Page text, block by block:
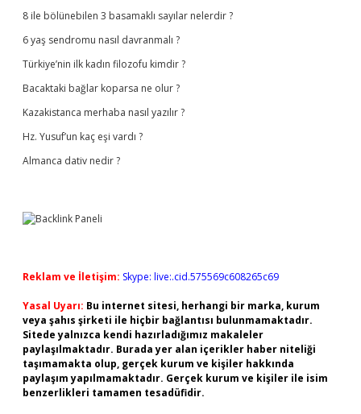
8 ile bölünebilen 3 basamaklı sayılar nelerdir ?
6 yaş sendromu nasıl davranmalı ?
Türkiye’nin ilk kadın filozofu kimdir ?
Bacaktaki bağlar koparsa ne olur ?
Kazakistanca merhaba nasıl yazılır ?
Hz. Yusuf’un kaç eşi vardı ?
Almanca dativ nedir ?
Reklam ve İletişim: Skype: live:.cid.575569c608265c69
Yasal Uyarı: Bu internet sitesi, herhangi bir marka, kurum
veya şahıs şirketi ile hiçbir bağlantısı bulunmamaktadır.
Sitede yalnızca kendi hazırladığımız makaleler
paylaşılmaktadır. Burada yer alan içerikler haber niteliği
taşımamakta olup, gerçek kurum ve kişiler hakkında
paylaşım yapılmamaktadır. Gerçek kurum ve kişiler ile isim
benzerlikleri tamamen tesadüfidir.